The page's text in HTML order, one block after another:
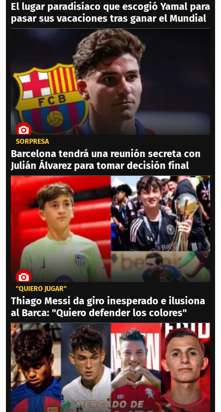
El lugar paradisíaco que escogió Yamal para
pasar sus vacaciones tras ganar el Mundial
SORPRESA
Barcelona tendrá una reunión secreta con
Julián Álvarez para tomar decisión final
"QUIERO JUGAR"
Thiago Messi da giro inesperado e ilusiona
al Barca: "Quiero defender los colores"